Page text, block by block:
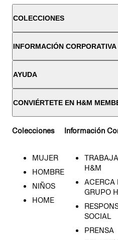
COLECCIONES
INFORMACIÓN CORPORATIVA
AYUDA
CONVIÉRTETE EN H&M
Colecciones
MUJER
HOMBRE
NIÑOS
HOME
Información
H&M
ACERCA
GRUPO
SOCIAL
PRENSA